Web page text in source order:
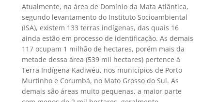
Atualmente, na área de Domínio da Mata Atlântica,
segundo levantamento do Instituto Socioambiental
(ISA), existem 133 terras indígenas, das quais 16
ainda estão em processo de identificação. As demais
117 ocupam 1 milhão de hectares, porém mais da
metade dessa área (539 mil hectares) pertence à
Terra Indígena Kadiwéu, nos municípios de Porto
Murtinho e Corumbá, no Mato Grosso do Sul. As
demais são áreas muito pequenas, a maior parte